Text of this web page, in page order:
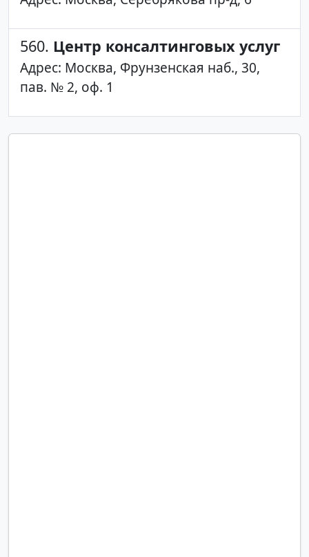
560. Центр консалтинговых услуг
Адрес: Москва, Фрунзенская наб., 30,
пав. № 2, оф. 1